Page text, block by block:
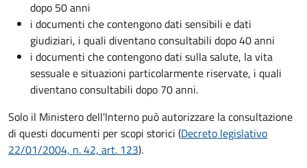
dopo 50 anni
i documenti che contengono dati sensibili e dati
giudiziari, i quali diventano consultabili dopo 40 anni
i documenti che contengono dati sulla salute, la vita
sessuale e situazioni particolarmente riservate, i quali
diventano consultabili dopo 70 anni.
Solo il Ministero dell'Interno può autorizzare la consultazione
di questi documenti per scopi storici (Decreto legislativo
22/01/2004, n. 42, art. 123).